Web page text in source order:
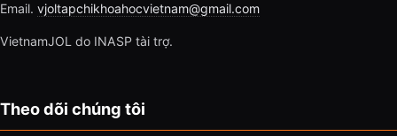
Email. vjoltapchikhoahocvietnam@gmail.com
VietnamJOL do INASP tài trợ.
Theo dõi chúng tôi